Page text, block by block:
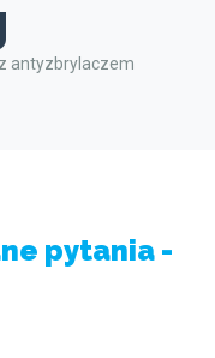
antyzbrylaczem
pytania -